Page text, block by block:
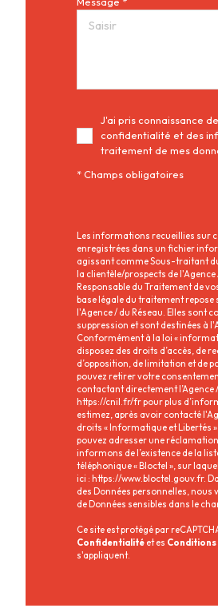
J'ai pris connaissance
confidentialité et des
traitement de mes
* Champs obligatoires
Les informations recueillies sur
enregistrées dans un fichier
agissant comme Sous-traitant
la clientèle/prospects de
Responsable du Traitement de
base légale du traitement
l'Agence / du Réseau. Elles sont
suppression et sont destinées à
Conformément à la loi «
disposez des droits d’accès, de
d’opposition, de limitation et de
pouvez retirer votre
contactant directement l’Agence
https://cnil.fr/frpour plus
estimez, après avoir contacté
droits « Informatique et Libertés
pouvez adresser une
informons de l’existence de la
téléphonique « Bloctel », sur
ici : https://www.bloctel.gouv.fr.
des Données personnelles, nous
de Données sensibles dans le
Ce site est protégé par
Confidentialitéet es
s'appliquent.